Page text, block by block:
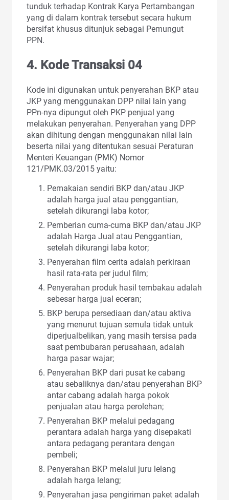
tunduk terhadap Kontrak Karya Pertambangan
yang di dalam kontrak tersebut secara hukum
bersifat khusus ditunjuk sebagai Pemungut
PPN.
4. Kode Transaksi 04
Kode ini digunakan untuk penyerahan BKP atau
JKP yang menggunakan DPP nilai lain yang
PPn-nya dipungut oleh PKP penjual yang
melakukan penyerahan. Penyerahan yang DPP
akan dihitung dengan menggunakan nilai lain
beserta nilai yang ditentukan sesuai Peraturan
Menteri Keuangan (PMK) Nomor
121/PMK.03/2015 yaitu:
Pemakaian sendiri BKP dan/atau JKP
adalah harga jual atau penggantian,
setelah dikurangi laba kotor;
Pemberian cuma-cuma BKP dan/atau JKP
adalah Harga Jual atau Penggantian,
setelah dikurangi laba kotor;
Penyerahan film cerita adalah perkiraan
hasil rata-rata per judul film;
Penyerahan produk hasil tembakau adalah
sebesar harga jual eceran;
BKP berupa persediaan dan/atau aktiva
yang menurut tujuan semula tidak untuk
diperjualbelikan, yang masih tersisa pada
saat pembubaran perusahaan, adalah
harga pasar wajar;
Penyerahan BKP dari pusat ke cabang
atau sebaliknya dan/atau penyerahan BKP
antar cabang adalah harga pokok
penjualan atau harga perolehan;
Penyerahan BKP melalui pedagang
perantara adalah harga yang disepakati
antara pedagang perantara dengan
pembeli;
Penyerahan BKP melalui juru lelang
adalah harga lelang;
Penyerahan jasa pengiriman paket adalah